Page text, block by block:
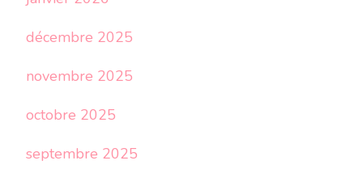
décembre 2025
novembre 2025
octobre 2025
septembre 2025